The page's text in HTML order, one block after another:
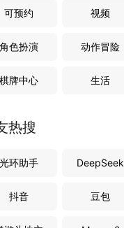
可预约 视频
角色扮演 动作冒险
棋牌中心 生活
热搜
光环助手 DeepSeek
抖音 豆包